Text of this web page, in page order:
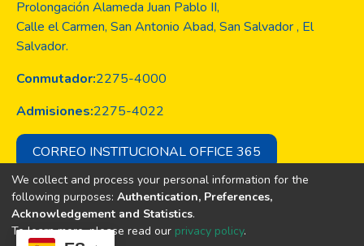
Prolongación Alameda Juan Pablo II,
Calle el Carmen, San Antonio Abad, San Salvador , El
Salvador.
Conmutador:2275-4000
Admisiones:2275-4022
CORREO INSTITUCIONAL OFFICE 365
Copyright © Todos los derechos son
de la Universidad Evangélica de El
We collect and process your personal information for the
following purposes: Authentication, Preferences,
Acknowledgement and Statistics.
To learn more, please read our privacy policy.